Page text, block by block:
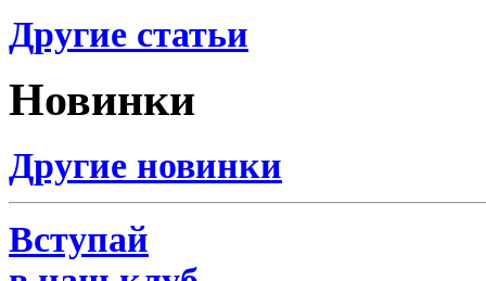
Другие статьи
Новинки
Другие новинки
Вступай